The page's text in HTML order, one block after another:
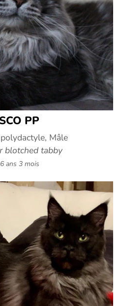
PP
Mâle
blotched tabby
ans 3 mois